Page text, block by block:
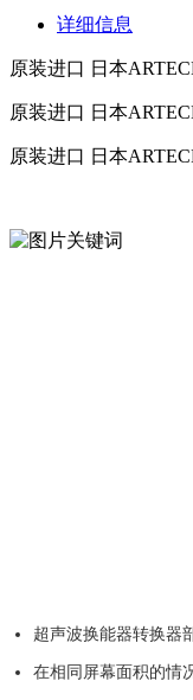
详细信息
原装进口 日本
原装进口 日本
原装进口 日本
超声波换能器转换器
在相同屏幕面积的情